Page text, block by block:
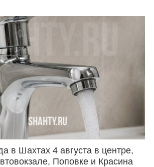
в Шахтах 4 августа в центре,
Поповке и Красина